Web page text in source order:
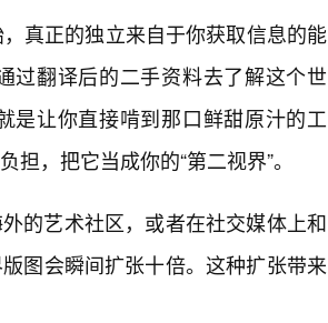
真正的独立来自于你获取信息的能
过翻译后的二手资料去了解这个世
是让你直接啃到那口鲜甜原汁的工
，把它当成你的“第二视界”。
的艺术社区，或者在社交媒体上和
图会瞬间扩张十倍。这种扩张带来